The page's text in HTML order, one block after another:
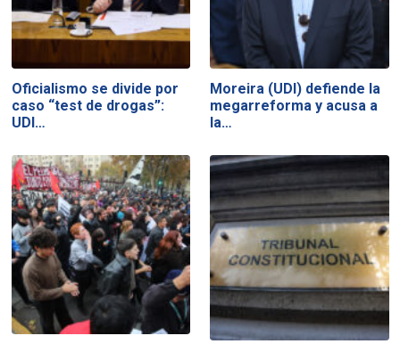
Oficialismo se divide por
caso “test de drogas”:
UDI…
Moreira (UDI) defiende la
megarreforma y acusa a
la…